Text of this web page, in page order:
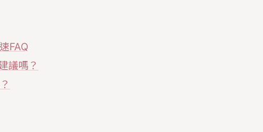
FAQ
議嗎？